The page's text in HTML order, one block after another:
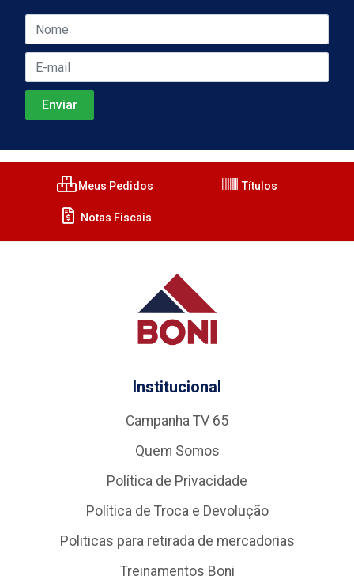
Meus Pedidos Títulos
Notas Fiscais
Institucional
Campanha TV 65
Quem Somos
Política de Privacidade
Política de Troca e Devolução
Politicas para retirada de mercadorias
Treinamentos Boni